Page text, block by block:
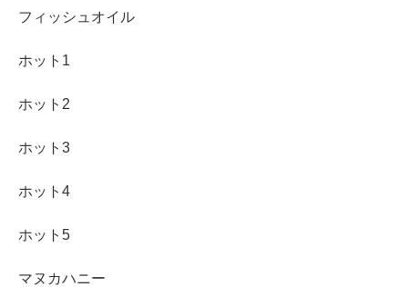
フィッシュオイル
ホット1
ホット2
ホット3
ホット4
ホット5
マヌカハニー